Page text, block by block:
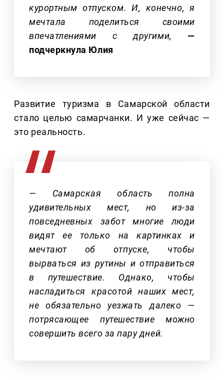
курортным отпуском. И, конечно, я
мечтала поделиться своими
впечатлениями с другими,
—
подчеркнула Юлия
Развитие туризма в Самарской области
стало целью самарчанки. И уже сейчас —
это реальность.
— Самарская область полна
удивительных мест, но из-за
повседневных забот многие люди
видят ее только на картинках и
мечтают об отпуске, чтобы
вырваться из рутины и отправиться
в путешествие. Однако, чтобы
насладиться красотой наших мест,
не обязательно уезжать далеко —
потрясающее путешествие можно
совершить всего за пару дней.